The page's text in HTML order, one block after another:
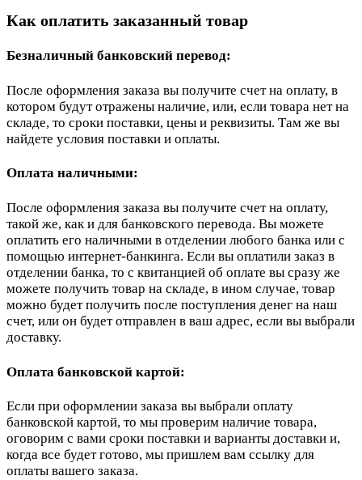
Как оплатить заказанный товар
Безналичный банковский перевод:
После оформления заказа вы получите счет на оплату, в
котором будут отражены наличие, или, если товара нет на
складе, то сроки поставки, цены и реквизиты. Там же вы
найдете условия поставки и оплаты.
Оплата наличными:
После оформления заказа вы получите счет на оплату,
такой же, как и для банковского перевода. Вы можете
оплатить его наличными в отделении любого банка или с
помощью интернет-банкинга. Если вы оплатили заказ в
отделении банка, то с квитанцией об оплате вы сразу же
можете получить товар на складе, в ином случае, товар
можно будет получить после поступления денег на наш
счет, или он будет отправлен в ваш адрес, если вы выбрали
доставку.
Оплата банковской картой:
Если при оформлении заказа вы выбрали оплату
банковской картой, то мы проверим наличие товара,
оговорим с вами сроки поставки и варианты доставки и,
когда все будет готово, мы пришлем вам ссылку для
оплаты вашего заказа.